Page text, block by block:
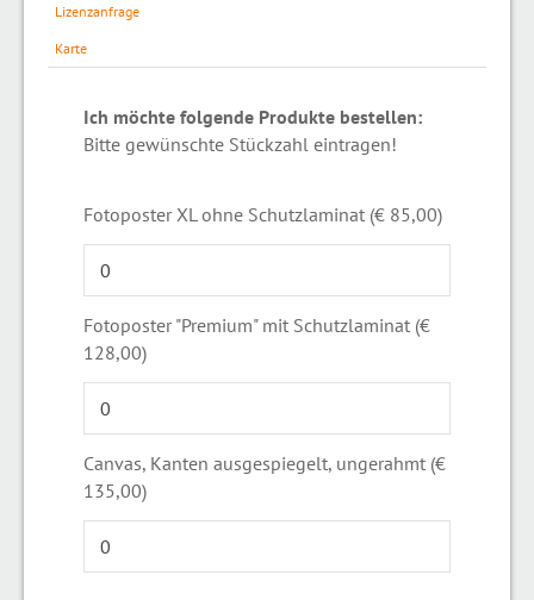
Lizenzanfrage
Karte
Ich möchte folgende Produkte bestellen:
Bitte gewünschte Stückzahl eintragen!
Fotoposter XL ohne Schutzlaminat (€ 85,00)
Fotoposter "Premium" mit Schutzlaminat (€
128,00)
Canvas, Kanten ausgespiegelt, ungerahmt (€
135,00)